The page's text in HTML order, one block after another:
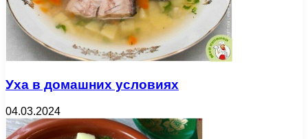
Уха в домашних условиях
04.03.2024